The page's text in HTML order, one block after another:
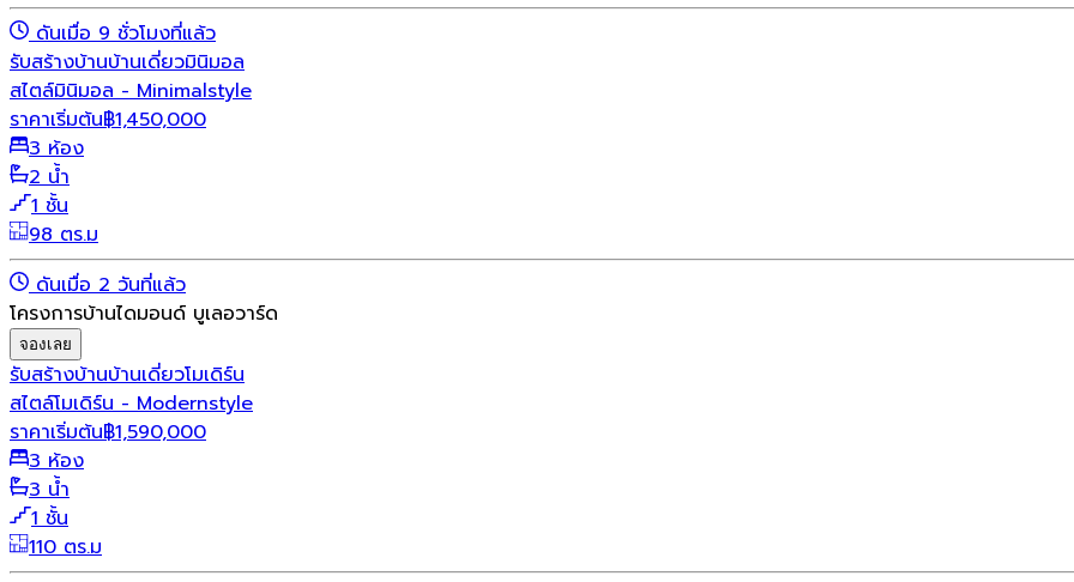
ดันเมื่อ 9 ชั่วโมงที่แล้ว
รับสร้างบ้านบ้านเดี่ยวมินิมอล
สไตล์มินิมอล - Minimalstyle
ราคาเริ่มต้น฿1,450,000
3 ห้อง
2 น้ำ
1 ชั้น
98 ตร.ม
ดันเมื่อ 2 วันที่แล้ว
โครงการบ้านไดมอนด์ บูเลอวาร์ด
จองเลย
รับสร้างบ้านบ้านเดี่ยวโมเดิร์น
สไตล์โมเดิร์น - Modernstyle
ราคาเริ่มต้น฿1,590,000
3 ห้อง
3 น้ำ
1 ชั้น
110 ตร.ม